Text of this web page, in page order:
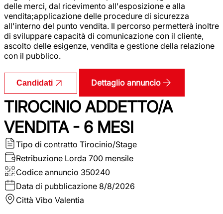
delle merci, dal ricevimento all'esposizione e alla
vendita;applicazione delle procedure di sicurezza
all'interno del punto vendita. Il percorso permetterà inoltre
di sviluppare capacità di comunicazione con il cliente,
ascolto delle esigenze, vendita e gestione della relazione
con il pubblico.
Candidati Dettaglio annuncio
TIROCINIO ADDETTO/A
VENDITA - 6 MESI
Tipo di contratto Tirocinio/Stage
Retribuzione Lorda 700 mensile
Codice annuncio 350240
Data di pubblicazione 8/8/2026
Città Vibo Valentia